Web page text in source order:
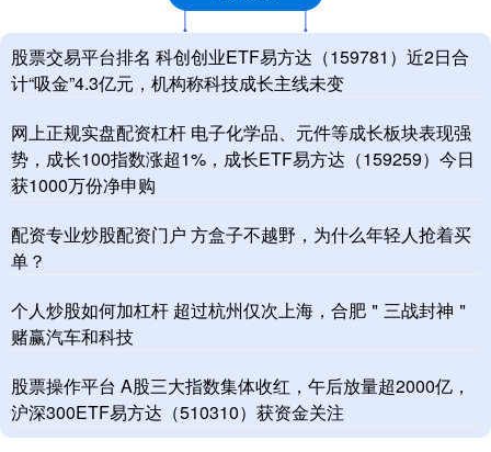
股票交易平台排名 科创创业ETF易方达（159781）近2日合
计“吸金”4.3亿元，机构称科技成长主线未变
网上正规实盘配资杠杆 电子化学品、元件等成长板块表现强
势，成长100指数涨超1%，成长ETF易方达（159259）今日
获1000万份净申购
配资专业炒股配资门户 方盒子不越野，为什么年轻人抢着买
单？
个人炒股如何加杠杆 超过杭州仅次上海，合肥＂三战封神＂
赌赢汽车和科技
股票操作平台 A股三大指数集体收红，午后放量超2000亿，
沪深300ETF易方达（510310）获资金关注